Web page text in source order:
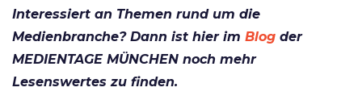
Interessiert an Themen rund um die
Medienbranche? Dann ist hier im Blog der
MEDIENTAGE MÜNCHEN noch mehr
Lesenswertes zu finden.